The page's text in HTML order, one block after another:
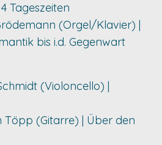
Tageszeiten
(Orgel/Klavier) |
bis i.d. Gegenwart
(Violoncello) |
Töpp (Gitarre) | Über den